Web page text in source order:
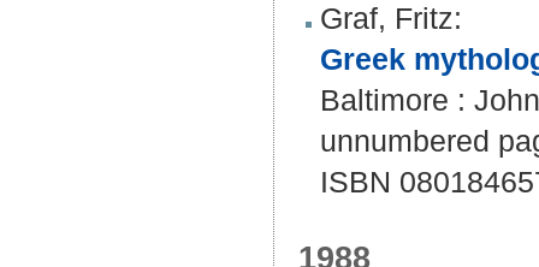
Graf, Fritz:
Greek
Baltimore :
unnumbered
ISBN
1988